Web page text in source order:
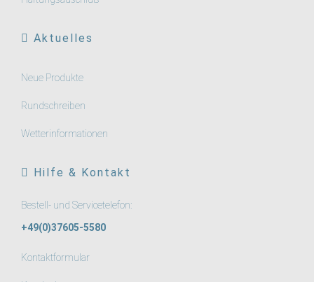
Aktuelles
Neue Produkte
Rundschreiben
Wetterinformationen
Hilfe & Kontakt
Bestell- und Servicetelefon:
+49(0)37605-5580
Kontaktformular